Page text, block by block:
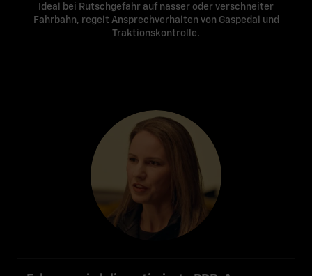
Ideal bei Rutschgefahr auf nasser oder verschneiter
Fahrbahn, regelt Ansprechverhalten von Gaspedal und
Traktionskontrolle.